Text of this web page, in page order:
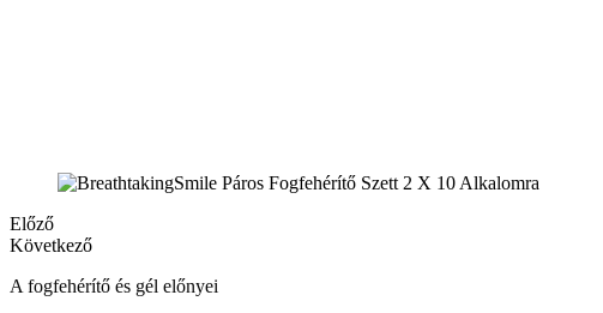
Előző
Következő
A fogfehérítő és gél előnyei